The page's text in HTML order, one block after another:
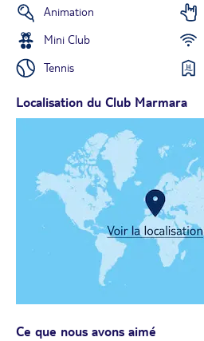
Animation
Mini Club
Tennis
Localisation du Club Marmara
Ce que nous avons aimé